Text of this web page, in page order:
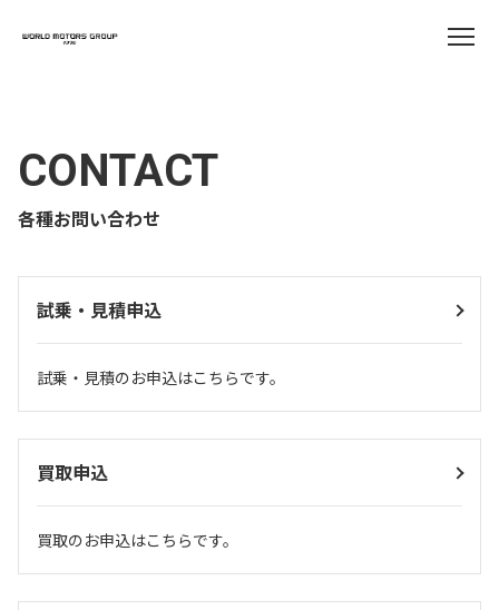
CONTACT
各種お問い合わせ
試乗・見積申込
試乗・見積のお申込はこちらです。
買取申込
買取のお申込はこちらです。